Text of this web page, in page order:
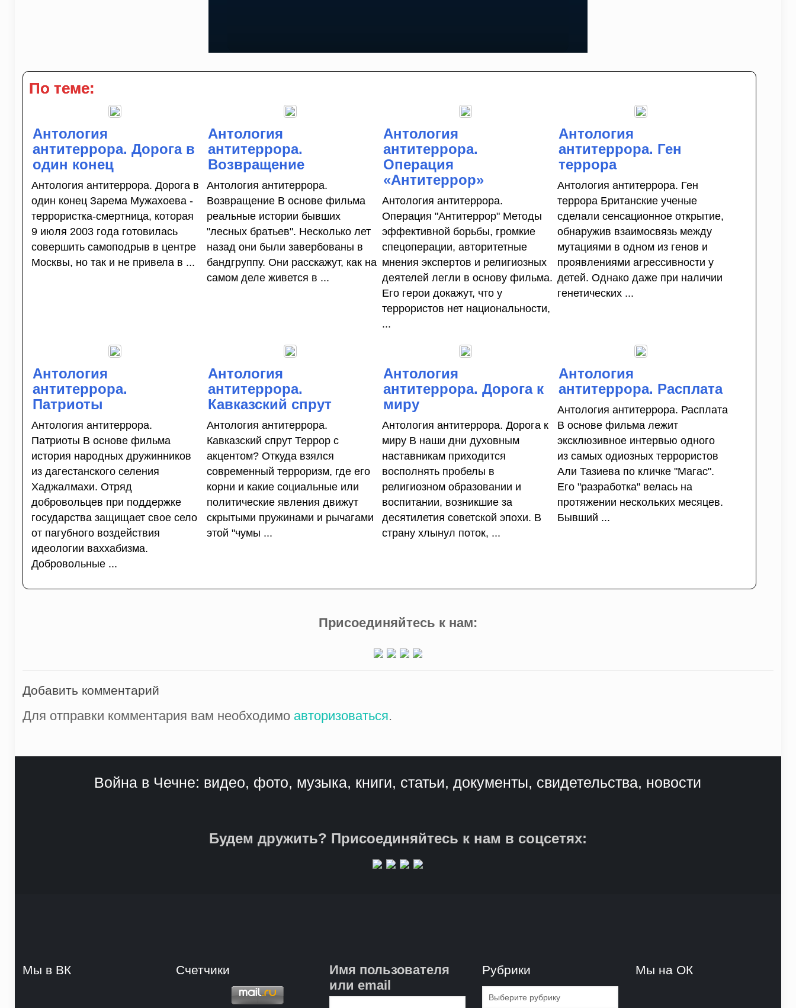
По теме:
Антология
антитеррора. Дорога в
один конец
Антология антитеррора. Дорога в
один конец Зарема Мужахоева -
террористка-смертница, которая
9 июля 2003 года готовилась
совершить самоподрыв в центре
Москвы, но так и не привела в ...
Антология
антитеррора.
Возвращение
Антология антитеррора.
Возвращение В основе фильма
реальные истории бывших
"лесных братьев". Несколько лет
назад они были завербованы в
бандгруппу. Они расскажут, как на
самом деле живется в ...
Антология
антитеррора.
Операция
«Антитеррор»
Антология антитеррора.
Операция "Антитеррор" Методы
эффективной борьбы, громкие
спецоперации, авторитетные
мнения экспертов и религиозных
деятелей легли в основу фильма.
Его герои докажут, что у
террористов нет национальности,
...
Антология
антитеррора. Ген
террора
Антология антитеррора. Ген
террора Британские ученые
сделали сенсационное открытие,
обнаружив взаимосвязь между
мутациями в одном из генов и
проявлениями агрессивности у
детей. Однако даже при наличии
генетических ...
Антология
антитеррора.
Патриоты
Антология антитеррора.
Патриоты В основе фильма
история народных дружинников
из дагестанского селения
Хаджалмахи. Отряд
добровольцев при поддержке
государства защищает свое село
от пагубного воздействия
идеологии ваххабизма.
Добровольные ...
Антология
антитеррора.
Кавказский спрут
Антология антитеррора.
Кавказский спрут Террор с
акцентом? Откуда взялся
современный терроризм, где его
корни и какие социальные или
политические явления движут
скрытыми пружинами и рычагами
этой "чумы ...
Антология
антитеррора. Дорога к
миру
Антология антитеррора. Дорога к
миру В наши дни духовным
наставникам приходится
восполнять пробелы в
религиозном образовании и
воспитании, возникшие за
десятилетия советской эпохи. В
страну хлынул поток, ...
Антология
антитеррора. Расплата
Антология антитеррора. Расплата
В основе фильма лежит
эксклюзивное интервью одного
из самых одиозных террористов
Али Тазиева по кличке "Магас".
Его "разработка" велась на
протяжении нескольких месяцев.
Бывший ...
Присоединяйтесь к нам:
Добавить комментарий
Для отправки комментария вам необходимо авторизоваться.
Война в Чечне: видео, фото, музыка, книги, статьи, документы, свидетельства, новости
Будем дружить? Присоединяйтесь к нам в соцсетях:
Мы в ВК Счетчики
Имя пользователя
или email
Рубрики
Рубрики
Мы на ОК